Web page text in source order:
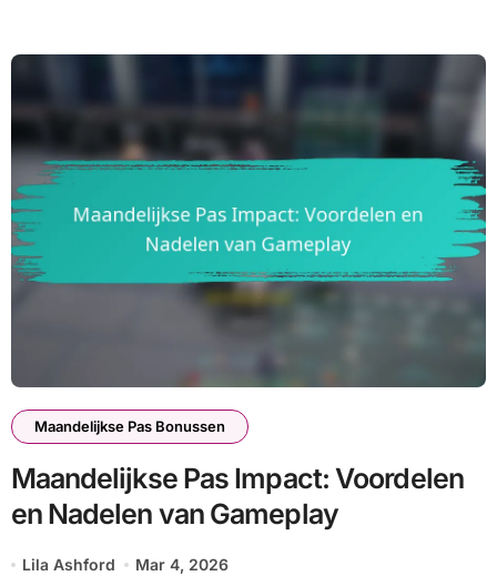
Maandelijkse Pas Bonussen
Maandelijkse Pas Impact: Voordelen
en Nadelen van Gameplay
Lila Ashford Mar 4, 2026